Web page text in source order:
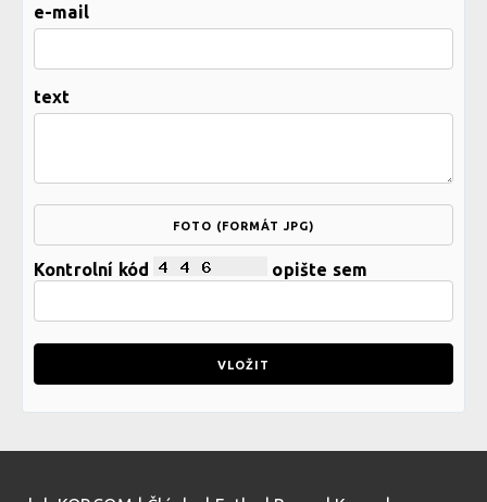
e-mail
text
FOTO (FORMÁT JPG)
Kontrolní kód opište sem